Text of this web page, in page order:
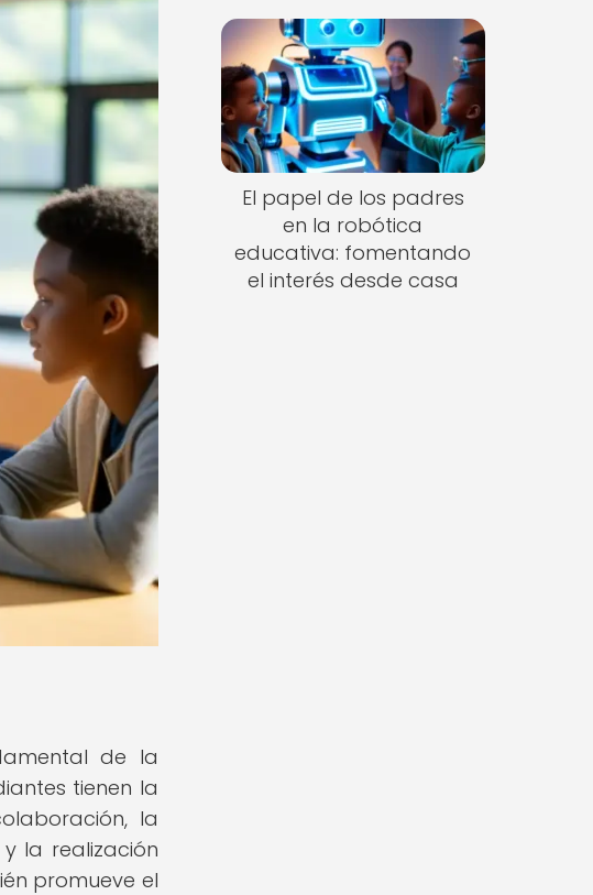
de la
tienen la
la
la realización
promueve el
El papel de los padres
en la robótica
educativa: fomentando
el interés desde casa